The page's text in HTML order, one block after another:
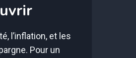
l’inflation, et les
Pour un